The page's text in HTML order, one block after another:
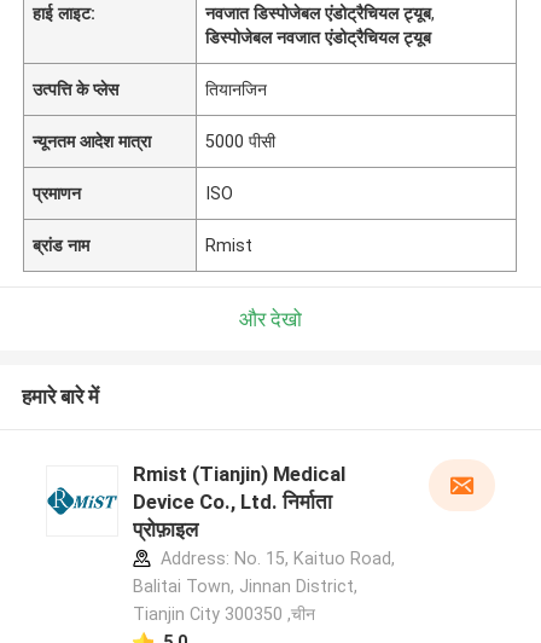
हाई लाइट:
नवजात डिस्पोजेबल एंडोट्रैचियल ट्यूब,
डिस्पोजेबल नवजात एंडोट्रैचियल ट्यूब
उत्पत्ति के प्लेस तियानजिन
न्यूनतम आदेश मात्रा 5000 पीसी
प्रमाणन ISO
ब्रांड नाम Rmist
और देखो
हमारे बारे में
Rmist (Tianjin) Medical
Device Co., Ltd. निर्माता
प्रोफ़ाइल
Address: No. 15, Kaituo Road,
Balitai Town, Jinnan District,
Tianjin City 300350 ,चीन